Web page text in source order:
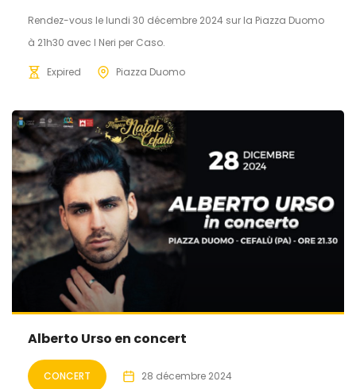
Rendez-vous le lundi 30 décembre 2024 sur la Piazza Duomo
à 21h30 avec I Neri per Caso.
Expired Piazza Duomo
Alberto Urso en concert
CONCERT 28 décembre 2024